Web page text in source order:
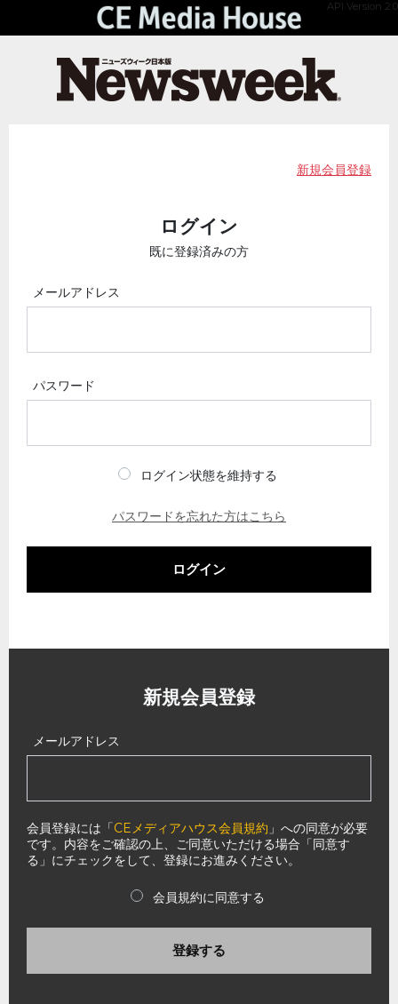
API Version 2.0
新規会員登録
ログイン
既に登録済みの方
メールアドレス
パスワード
ログイン状態を維持する
パスワードを忘れた方はこちら
ログイン
新規会員登録
メールアドレス
会員登録には「CEメディアハウス会員規約 」への同意が必要
です。内容をご確認の上、ご同意いただける場合「同意す
る」にチェックをして、登録にお進みください。
会員規約に同意する
登録する